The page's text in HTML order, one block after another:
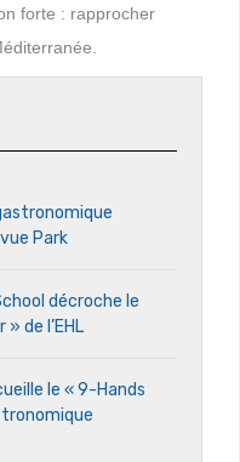
forte : rapprocher
Park
décroche le
de l’EHL
le « 9-Hands